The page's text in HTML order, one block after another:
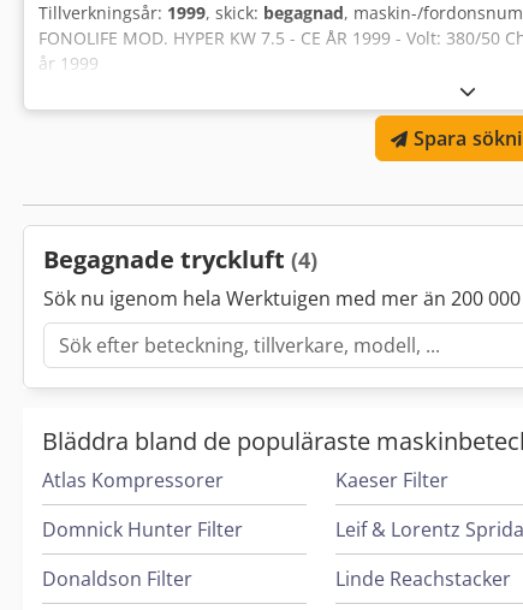
Tillverkningsår: 1999, skick: begagnad, maskin-/
FONOLIFE MOD. HYPER KW 7.5 - CE ÅR 1999 - Volt: 380/50
år 1999
Spara
Begagnade tryckluft (4)
Sök nu igenom hela Werktuigen med mer än 200
Bläddra bland de populäraste
Atlas Kompressorer
Domnick Hunter Filter
Donaldson Filter
Kaeser Filter
Linde Reachstacker